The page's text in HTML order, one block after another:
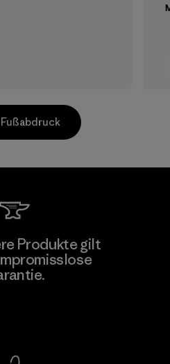
Produkte gilt